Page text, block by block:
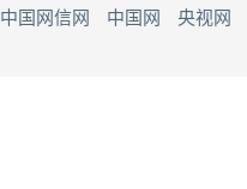
中国网信网 中国网 央视网